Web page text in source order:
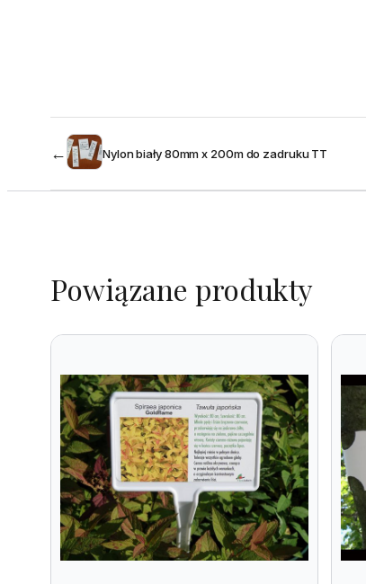
← Nylon biały 80mm x 200m do zadruku TT
Powiązane produkty